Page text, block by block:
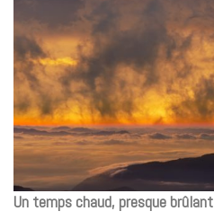
Un temps chaud, presque brûlant